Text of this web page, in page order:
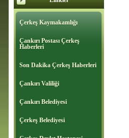
Çerkeş Kaymakamlığı
Çankırı Postası Çerkeş
Haberleri
Son Dakika Çerkeş Haberleri
Çankırı Valiliği
Çankırı Belediyesi
Çerkeş Belediyesi